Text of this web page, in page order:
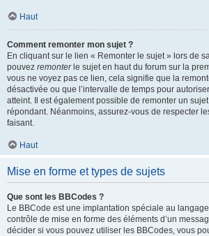
Haut
Comment remonter mon sujet ?
En cliquant sur le lien « Remonter le sujet » lors de
pouvez remonterle sujet en haut du forum sur la
vous ne voyez pas ce lien, cela signifie que la
désactivée ou que l’intervalle de temps pour
atteint. Il est également possible de remonter un
répondant. Néanmoins, assurez-vous de respecter
faisant.
Haut
Mise en forme et types de sujets
Que sont les BBCodes ?
Le BBCode est une implantation spéciale au
contrôle de mise en forme des éléments d’un
décider si vous pouvez utiliser les BBCodes, vous